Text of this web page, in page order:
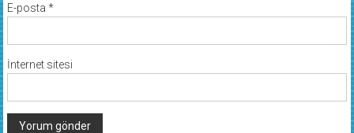
E-posta *
İnternet sitesi